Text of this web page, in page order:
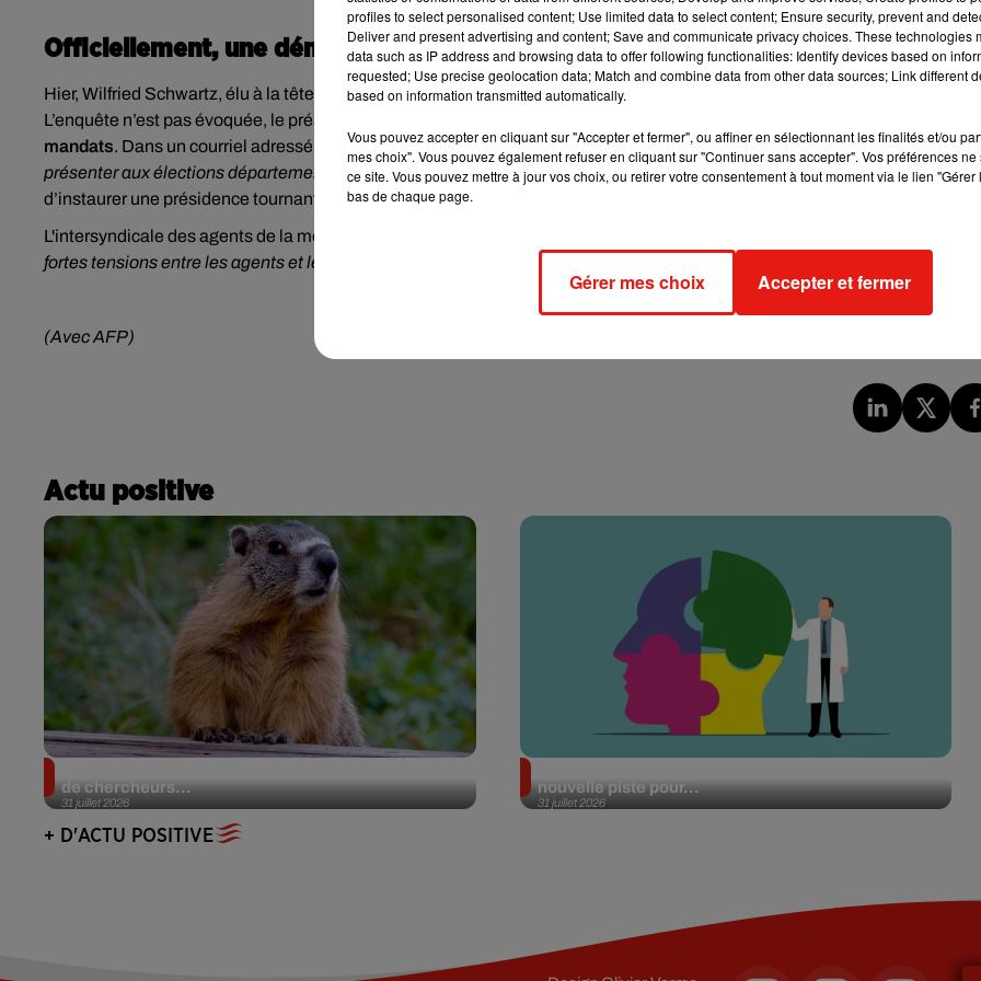
Officiellement, une démission pour se consacrer à d'autres mandats
Hier, Wilfried Schwartz, élu à la tête de la collectivité il y a un an, a également annoncé
L’enquête n’est pas évoquée, le président de la métropole invoque officiellement
mandats. Dans un courriel adressé aux élus, celui qui est aussi maire de La Riche explique avoir« fait le choix de se
présenter aux élections départementales »et vouloir« exercer à fond ce rôle de proximité ».Wilfried Schwartz propose
d’instaurer une présidence tournante à la tête de la métropole.
L'intersyndicale des agents de la métropole estime cependant que
fortes tensions entre les agents et le président ».
(Avec AFP)
Actu positive
31 juillet 2026
de chercheurs...
31 juillet 2026
nouvelle piste pour...
+ D'ACTU POSITIVE
profiles to select personalised content; Use limited data to select content; Ensure security, prevent and
Deliver and present advertising and content; Save and communicate privacy choices. These technologies
data such as IP address and browsing data to offer following functionalities: Identify devices based on
requested; Use precise geolocation data; Match and combine data from other data sources; Link different
based on information transmitted automatically.
Vous pouvez accepter en cliquant sur "Accepter et fermer", ou affiner en sélectionnant les finalités et/ou
mes choix". Vous pouvez également refuser en cliquant sur "Continuer sans accepter". Vos préférences
ce site. Vous pouvez mettre à jour vos choix, ou retirer votre consentement à tout moment via le lien
bas de chaque page.
Gérer mes choix Accepter et fermer